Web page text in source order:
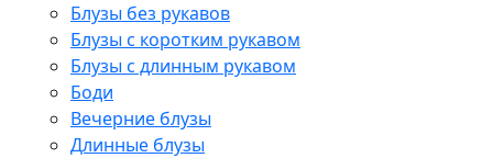
Блузы без рукавов
Блузы с коротким рукавом
Блузы с длинным рукавом
Боди
Вечерние блузы
Длинные блузы